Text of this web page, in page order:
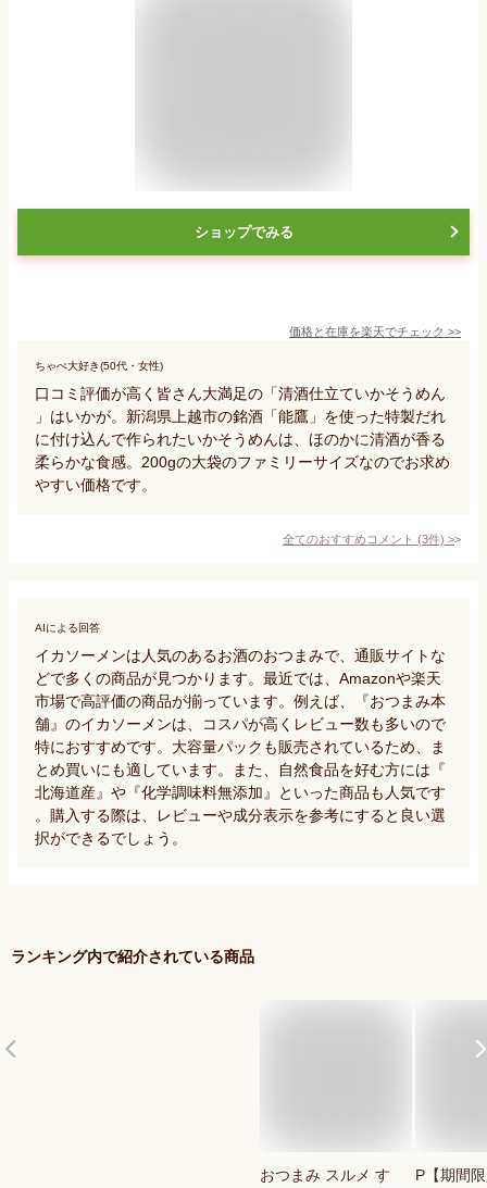
ショップでみる
価格と在庫を楽天でチェック >>
ちゃぺ大好き(50代・女性)
口コミ評価が高く皆さん大満足の「清酒仕立ていかそうめん
」はいかが。新潟県上越市の銘酒「能鷹」を使った特製だれ
に付け込んで作られたいかそうめんは、ほのかに清酒が香る
柔らかな食感。200gの大袋のファミリーサイズなのでお求め
やすい価格です。
全てのおすすめコメント (3件) >
AIによる回答
イカソーメンは人気のあるお酒のおつまみで、通販サイトな
どで多くの商品が見つかります。最近では、Amazonや楽天
市場で高評価の商品が揃っています。例えば、『おつまみ本
舗』のイカソーメンは、コスパが高くレビュー数も多いので
特におすすめです。大容量パックも販売されているため、ま
とめ買いにも適しています。また、自然食品を好む方には『
北海道産』や『化学調味料無添加』といった商品も人気です
。購入する際は、レビューや成分表示を参考にすると良い選
択ができるでしょう。
ランキング内で紹介されている商品
おつまみ スルメ す
P【期間